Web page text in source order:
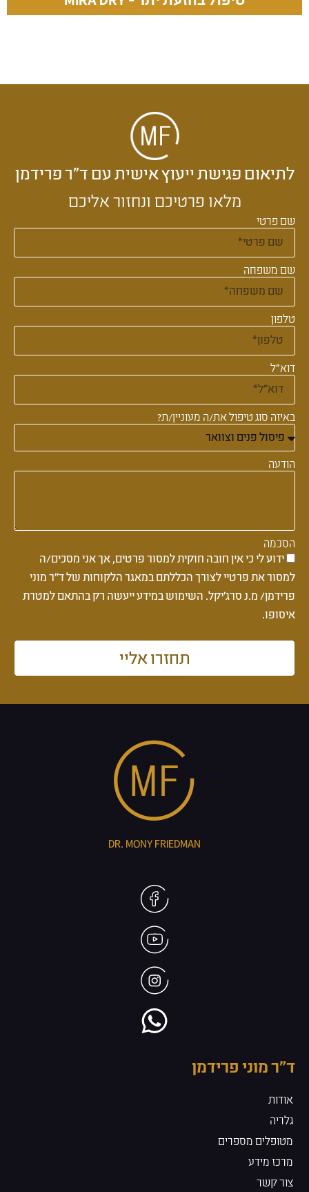
לתיאום פגישת ייעוץ אישית עם ד״ר פרידמן
מלאו פרטיכם ונחזור אליכם
שם פרטי
שם משפחה
טלפון
דוא"ל
באיזה סוג טיפול את/ה מעוניין/ת?
הודעה
הסכמה
ידוע לי כי אין חובה חוקית למסור פרטים, אך אני מסכים/ה
למסור את פרטיי לצורך הכללתם במאגר הלקוחות של ד''ר מוני
פרידמן/ מ.נ סרג'יקל. השימוש במידע ייעשה רק בהתאם למטרת
איסופו.
תחזרו אליי
DR. MONY FRIEDMAN
ד״ר מוני פרידמן
אודות
גלריה
מטופלים מספרים
מרכז מידע
צור קשר